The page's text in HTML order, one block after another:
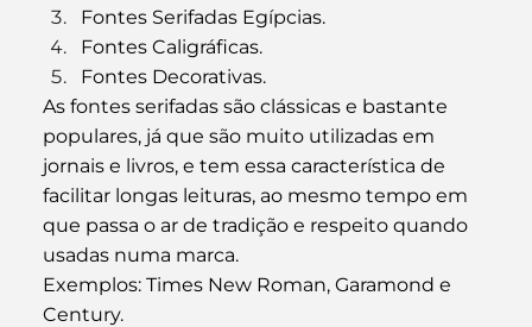
Fontes Serifadas Egípcias.
Fontes Caligráficas.
Fontes Decorativas.
As fontes serifadas são clássicas e bastante
populares, já que são muito utilizadas em
jornais e livros, e tem essa característica de
facilitar longas leituras, ao mesmo tempo em
que passa o ar de tradição e respeito quando
usadas numa marca.
Exemplos: Times New Roman, Garamond e
Century.